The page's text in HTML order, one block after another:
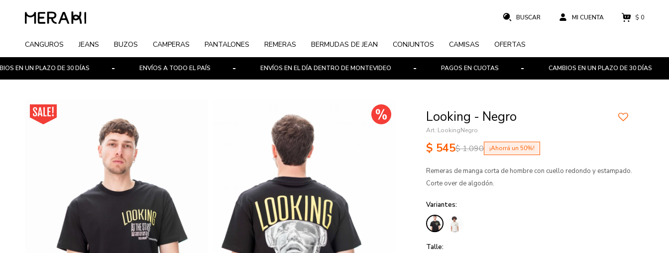
CANGUROS JEANS BUZOS CAMPERAS PANTALONES REMERAS BERMUDAS DE JEAN CONJUNTOS CAMISAS OFERTAS
$ 0
PLAZO DE 30 DÍAS ENVÍOS A TODO EL PAÍS ENVÍOS EN EL DÍA DENTRO DE MONTEVIDEO PAGOS EN CUOTAS CAMBIOS EN UN PLAZO DE 30 DÍAS
Looking - Negro
LookingNegro
$ 545$1.090 50
Remeras de manga corta de hombre con cuello redondo y estampado.
Corte over de algodón.
Variantes:
Talle: